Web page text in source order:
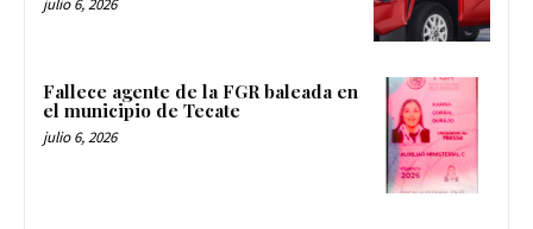
julio 6, 2026
Fallece agente de la FGR baleada en
el municipio de Tecate
julio 6, 2026